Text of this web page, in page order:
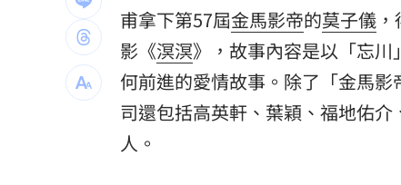
江蕙崩潰爆哭摯友逝世！淚喊怕參加告
用AI改履歷應徵 收面試通知才發現被
台股明年有望挑戰5萬 杜金龍建議配
新／墜3.5M高鋼筋…以為沒事「隔夜死
甫拿下第57屆金馬影帝的莫子儀
影《溟溟》，故事內容是以「忘
何前進的愛情故事。除了「金馬
司還包括高英軒、葉穎、福地佑
人。